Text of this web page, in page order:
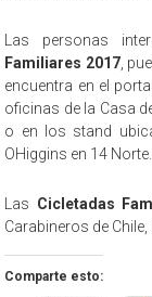
Las personas
Familiares 2017,
encuentra en el portal
oficinas de la Casa
o en los stand
OHiggins en 14 Norte.
Las Cicletadas
Carabineros de Chile,
Comparte esto: